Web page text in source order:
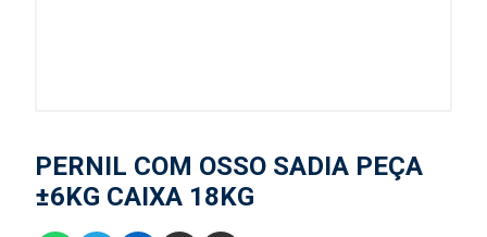
PERNIL COM OSSO SADIA PEÇA
±6KG CAIXA 18KG